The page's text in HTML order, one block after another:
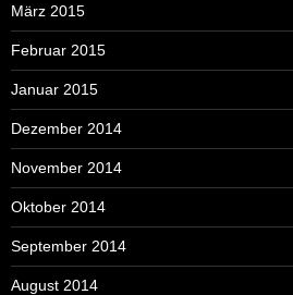
März 2015
Februar 2015
Januar 2015
Dezember 2014
November 2014
Oktober 2014
September 2014
August 2014